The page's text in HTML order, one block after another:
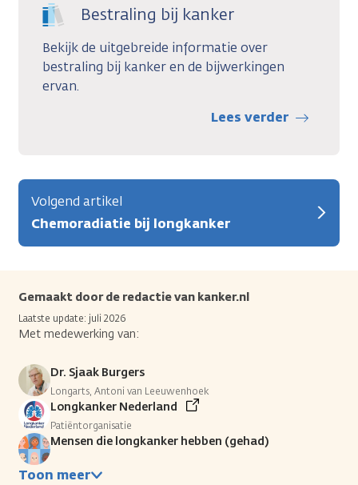
Bestraling bij kanker
Bekijk de uitgebreide informatie over
bestraling bij kanker en de bijwerkingen
ervan.
Lees verder
Volgend artikel
Chemoradiatie bij longkanker
Gemaakt door de redactie van kanker.nl
Laatste update: juli 2026
Met medewerking van:
Dr. Sjaak Burgers
Longarts, Antoni van Leeuwenhoek
Longkanker Nederland
Patiëntorganisatie
Mensen die longkanker hebben (gehad)
Toon meer